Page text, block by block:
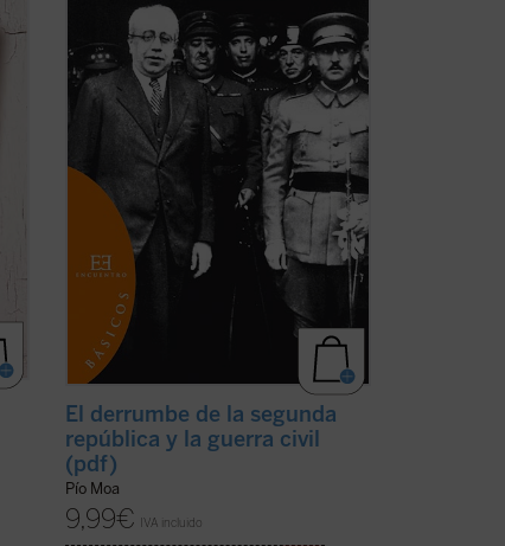
repeler? ¿Quién comenzó la guerra?
¿Qué papel tuvo en ello la revuelta de ...
(ver ficha)
El derrumbe de la segunda
república y la guerra civil
(pdf)
Pío Moa
9,99€ IVA incluido